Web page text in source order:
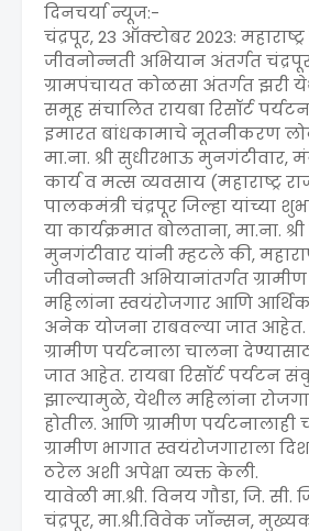
दिनचर्या न्यूज:-
चंद्रपूर, 23 ऑक्टोबर 2023: महाराष्ट्र
जीवनोन्नती अभियान अंतर्गत
ग्रामपंचायत कोळसा अंतर्गत झरी
समूह संचालित रायबा रिसॉर्ट
इमारत बांधकामाचे नूतनीकरण
मा.ना. श्री सुधीरभाऊ मुनगंटीवार,
कार्य व मत्स व्यवसाय (महाराष्ट्र
पालकमंत्री चंद्रपूर जिल्हा यांच्या
या कार्यक्रमात बोलताना, मा.ना.
मुनगंटीवार यांनी म्हटले की,
जीवनोन्नती अभियानांतर्गत
महिलांना स्वयंरोजगार आणि
अनेक योजना राबवल्या जात आहेत.
ग्रामीण पर्यटनाला चालना
जात आहेत. रायबा रिसॉर्ट
झाल्यामुळे, येथील महिलांना
होतील. आणि ग्रामीण
ग्रामीण भागात स्वयंरोजगाराला
ठरेल अशी अपेक्षा व्यक्त केली.
यावेळी मा.श्री. विनय गौडा, जि. सी.
चंद्रपूर, मा.श्री.विवेक जॉन्सन,